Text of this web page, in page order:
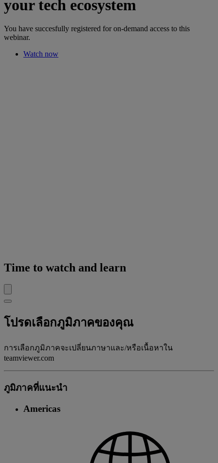
your tech ecosystem
You have succesfully registered for on-demand access to this
webinar.
Watch now
Time to watch and learn
โปรดเลือกภูมิภาคของคุณ
การเลือกภูมิภาคจะเปลี่ยนภาษาและ/หรือเนื้อหาใน
teamviewer.com
ภูมิภาคที่แนะนํา
Americas